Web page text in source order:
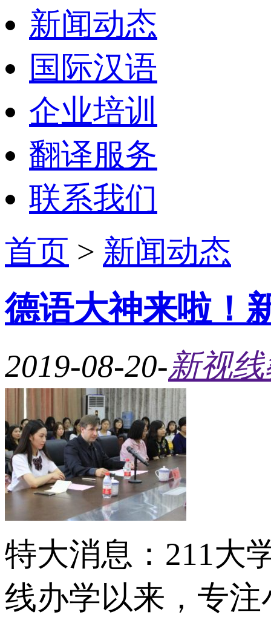
新闻动态
国际汉语
企业培训
翻译服务
联系我们
首页 > 新闻动态
德语大神来啦！
2019-08-20-新视
特大消息：211大
线办学以来，专注